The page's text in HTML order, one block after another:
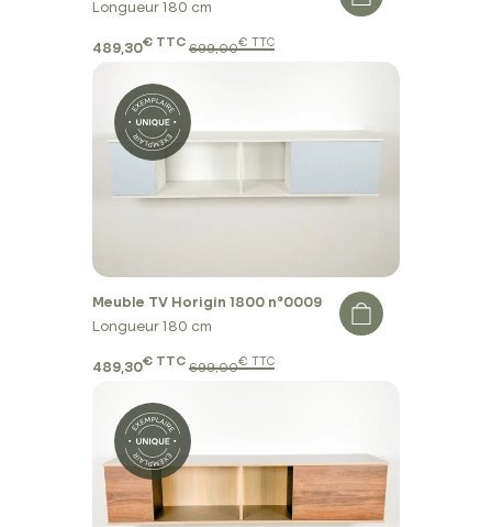
Longueur 180 cm
489,30€ TTC
699,00
€ TTC
Meuble TV Horigin 1800 n°0009
Longueur 180 cm
489,30€ TTC
699,00
€ TTC